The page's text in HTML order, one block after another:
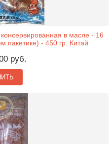
в масле - 16
пакетике) - 450 гр. Китай
руб.